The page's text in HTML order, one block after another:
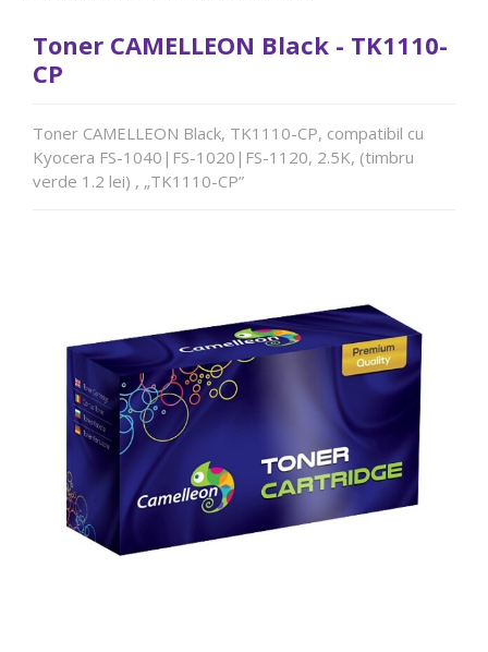
Toner CAMELLEON Black - TK1110-
CP
Toner CAMELLEON Black, TK1110-CP, compatibil cu
Kyocera FS-1040|FS-1020|FS-1120, 2.5K, (timbru
verde 1.2 lei) , „TK1110-CP”